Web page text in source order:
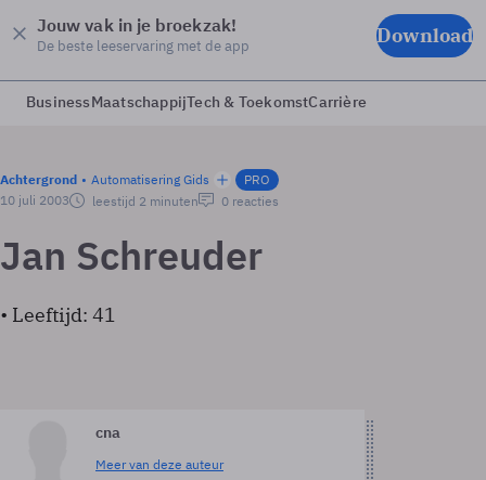
Jouw vak in je broekzak!
De beste leeservaring met de app Download
BusinessMaatschappijTech & ToekomstCarrière
Achtergrond Automatisering Gids
PRO
10 juli 2003
leestijd 2 minuten 0 reacties
Jan Schreuder
• Leeftijd: 41
cna
Meer van deze auteur